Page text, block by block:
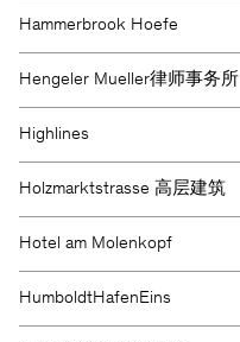
Hammerbrook Hoefe
Hengeler Mueller律师事务所
Highlines
Holzmarktstrasse 高层建筑
Hotel am Molenkopf
HumboldtHafenEins